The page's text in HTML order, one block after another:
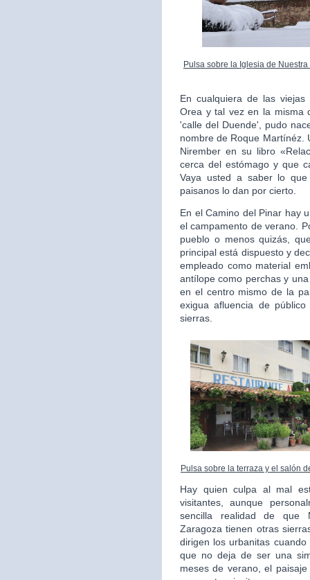
Pulsa sobre la Iglesia de
En cualquiera de las
Orea y tal vez en la misma
'calle del Duende', pudo
nombre de Roque Martínéz.
Nirember en su libro
cerca del estómago y que
Vaya usted a saber lo
paisanos lo dan por cierto.
En el Camino del Pinar hay
el campamento de verano.
pueblo o menos quizás,
principal está dispuesto y
empleado como material
antílope como perchas y
en el centro mismo de la
exigua afluencia de
sierras.
Pulsa sobre la terraza y el salón
Hay quien culpa al mal
visitantes, aunque
sencilla realidad de que
Zaragoza tienen otras
dirigen los urbanitas
que no deja de ser una
meses de verano, el